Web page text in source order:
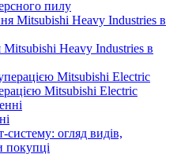
пилу
Heavy Industries в
Mitsubishi Electric